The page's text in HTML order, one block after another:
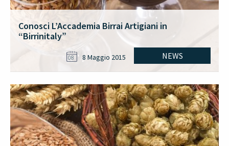
Conosci L’Accademia Birrai Artigiani in
“Birrinitaly”
NEWS
08 8 Maggio 2015